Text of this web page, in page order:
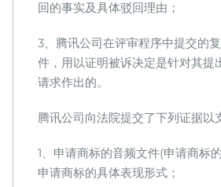
回的事实及具体驳回理由；
3、腾讯公司在评审程序中提交的
件，用以证明被诉决定是针对其提
请求作出的。
腾讯公司向法院提交了下列证据以
1、申请商标的音频文件(申请商标
申请商标的具体表现形式；